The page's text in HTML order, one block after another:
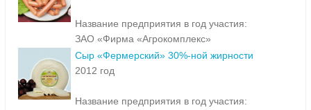
Название предприятия в год участия:
ЗАО «Фирма «Агрокомплекс»
Сыр «Фермерский» 30%-ной жирности
2012 год
Название предприятия в год участия: